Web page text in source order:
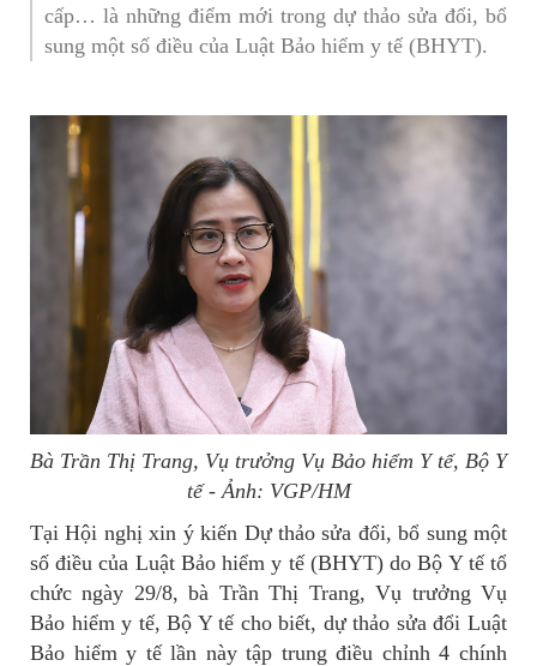
cấp… là những điểm mới trong dự thảo sửa đổi, bổ
sung một số điều của Luật Bảo hiểm y tế (BHYT).
Bà Trần Thị Trang, Vụ trưởng Vụ Bảo hiểm Y tế, Bộ Y
tế - Ảnh: VGP/HM
Tại Hội nghị xin ý kiến Dự thảo sửa đổi, bổ sung một
số điều của Luật Bảo hiểm y tế (BHYT) do Bộ Y tế tổ
chức ngày 29/8, bà Trần Thị Trang, Vụ trưởng Vụ
Bảo hiểm y tế, Bộ Y tế cho biết, dự thảo sửa đổi Luật
Bảo hiểm y tế lần này tập trung điều chỉnh 4 chính